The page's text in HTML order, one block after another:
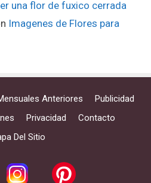
una flor de fuxico cerrada
Imagenes de Flores para
Anteriores
Publicidad
Privacidad
Contacto
Del Sitio